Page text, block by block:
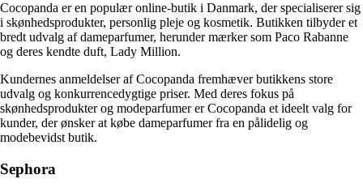
Cocopanda er en populær online-butik i Danmark, der specialiserer sig
i skønhedsprodukter, personlig pleje og kosmetik. Butikken tilbyder et
bredt udvalg af dameparfumer, herunder mærker som Paco Rabanne
og deres kendte duft, Lady Million.
Kundernes anmeldelser af Cocopanda fremhæver butikkens store
udvalg og konkurrencedygtige priser. Med deres fokus på
skønhedsprodukter og modeparfumer er Cocopanda et ideelt valg for
kunder, der ønsker at købe dameparfumer fra en pålidelig og
modebevidst butik.
Sephora